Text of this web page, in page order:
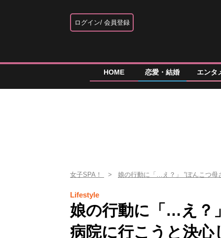
ログイン 会員登録
HOME 恋愛・結婚 エンタ
女子SPA！ 娘の行動に「…え？」 “ぽんこつ母
Lifestyle
娘の行動に「…え？
病院に行こうと決心